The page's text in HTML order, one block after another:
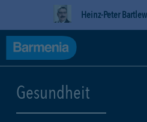
Heinz-Peter
Gesundheit